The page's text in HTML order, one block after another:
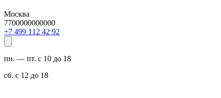
Москва
7700000000000
29 24 211 994 7+
пн. — пт. с 10 до 18
сб. с 12 до 18